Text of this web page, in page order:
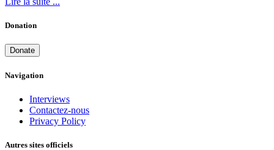
Donation
Donate
Navigation
Interviews
Contactez-nous
Privacy Policy
Autres sites officiels